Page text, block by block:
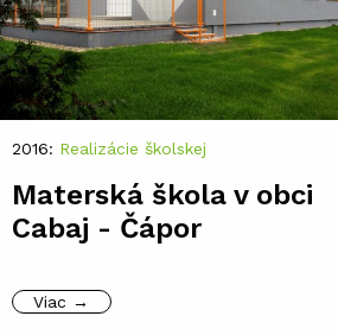
2016: Realizácie školskej
Materská škola v obci
Cabaj - Čápor
Viac →